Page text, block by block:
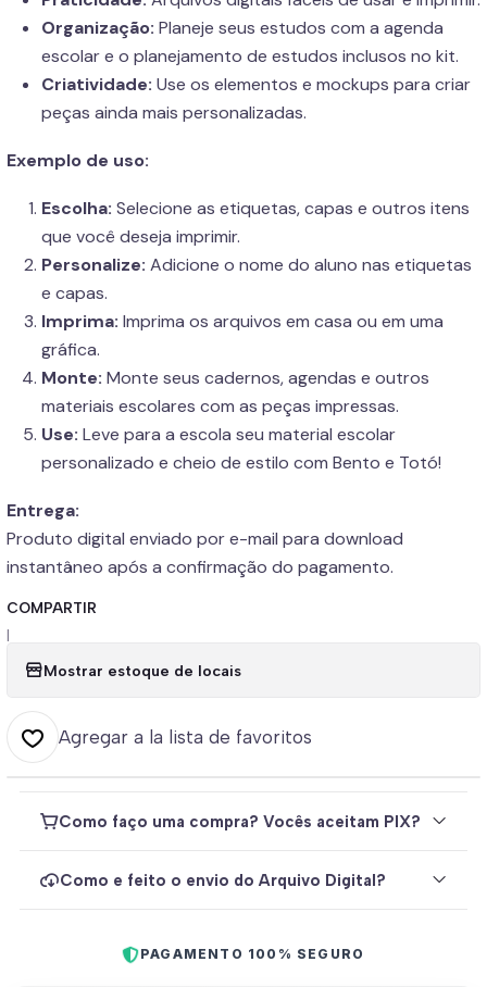
Organização: Planeje seus estudos com a agenda
escolar e o planejamento de estudos inclusos no kit.
Criatividade: Use os elementos e mockups para criar
peças ainda mais personalizadas.
Exemplo de uso:
Escolha: Selecione as etiquetas, capas e outros itens
que você deseja imprimir.
Personalize: Adicione o nome do aluno nas etiquetas
e capas.
Imprima: Imprima os arquivos em casa ou em uma
gráfica.
Monte: Monte seus cadernos, agendas e outros
materiais escolares com as peças impressas.
Use: Leve para a escola seu material escolar
personalizado e cheio de estilo com Bento e Totó!
Entrega:
Produto digital enviado por e-mail para download
instantâneo após a confirmação do pagamento.
COMPARTIR
|
Mostrar estoque de locais
Agregar a la lista de favoritos
Como faço uma compra? Vocês aceitam PIX?
Como e feito o envio do Arquivo Digital?
PAGAMENTO 100% SEGURO